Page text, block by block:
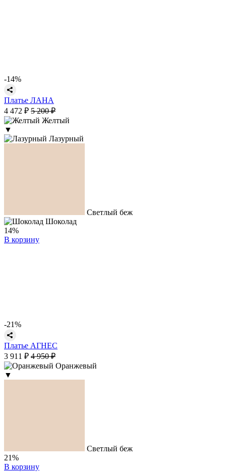
-14%
Платье ЛАНА
4 472 ₽ 5 200 ₽
Желтый
▼
Лазурный
Светлый беж
Шоколад
14%
В корзину
-21%
Платье АГНЕС
3 911 ₽ 4 950 ₽
Оранжевый
▼
Светлый беж
21%
В корзину